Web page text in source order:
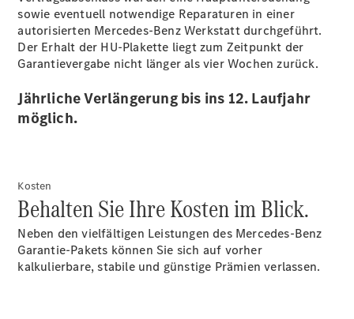
Aktuelles
sowie eventuell notwendige Reparaturen in einer
autorisierten Mercedes-Benz Werkstatt durchgeführt.
Der Erhalt der HU-Plakette liegt zum Zeitpunkt der
Garantievergabe nicht länger als vier Wochen zurück.
Jährliche Verlängerung bis ins 12. Laufjahr
möglich.
Kosten
Behalten Sie Ihre Kosten im Blick.
Neben den vielfältigen Leistungen des Mercedes-Benz
Garantie-Pakets können Sie sich auf vorher
kalkulierbare, stabile und günstige Prämien verlassen.